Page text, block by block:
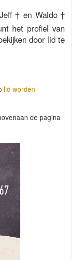
† en Waldo †
het profiel van
door lid te
lid worden
de pagina